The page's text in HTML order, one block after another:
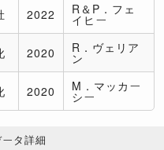
2022 R＆P．フェ
イヒー
2020 R．ヴェリア
ン
2020 M．マッカー
シー
タ詳細